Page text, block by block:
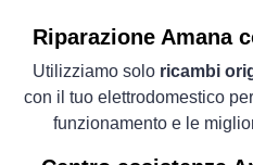
Riparazione Amana
Utilizziamo solo ricambi
con il tuo elettrodomestico
funzionamento e le